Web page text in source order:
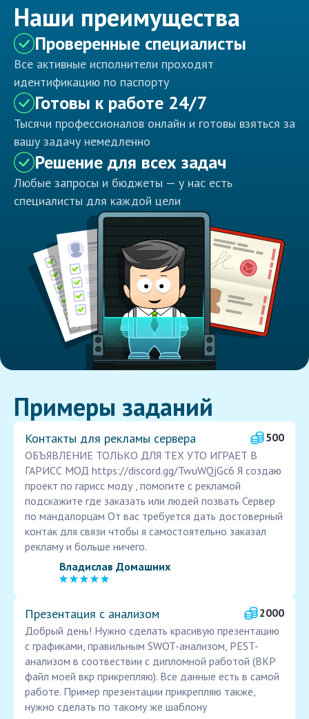
Наши преимущества
Проверенные специалисты
Все активные исполнители проходят
идентификацию по паспорту
Готовы к работе 24/7
Тысячи профессионалов онлайн и готовы взяться за
вашу задачу немедленно
Решение для всех задач
Любые запросы и бюджеты — у нас есть
специалисты для каждой цели
Примеры заданий
Контакты для рекламы сервера
500
ОБЪЯВЛЕНИЕ ТОЛЬКО ДЛЯ ТЕХ УТО ИГРАЕТ В
ГАРИСС МОД https://discord.gg/TwuWQjGc6 Я создаю
проект по гарисс моду , помогите с рекламой
подскажите где заказать или людей позвать Сервер
по мандалорцам От вас требуется дать достоверный
контак для связи чтобы я самостоятельно заказал
рекламу и больше ничего.
Владислав Домашних
Презентация с анализом
2000
Добрый день! Нужно сделать красивую презентацию
с графиками, правильным SWOT-анализом, PEST-
анализом в соотвествии с дипломной работой (ВКР
файл моей вкр прикрепляю). Все данные есть в самой
работе. Пример презентации прикрепляю также,
нужно сделать по такому же шаблону